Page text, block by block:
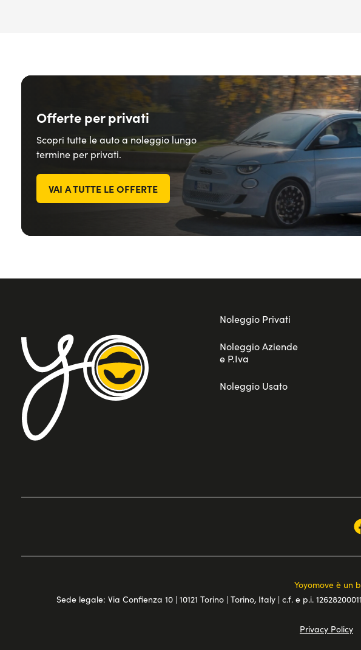
Offerte per privati
Scopri tutte le auto a noleggio lungo
termine per privati.
VAI A TUTTE LE OFFERTE
Noleggio Privati
Noleggio Aziende
e P.Iva
Noleggio Usato
Yoyomove è un
Sede legale: Via Confienza 10 | 10121 Torino | Torino, Italy | c.f. e p.i.
Privacy Policy